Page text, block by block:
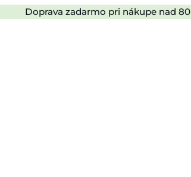
Doprava zadarmo pri nákupe nad